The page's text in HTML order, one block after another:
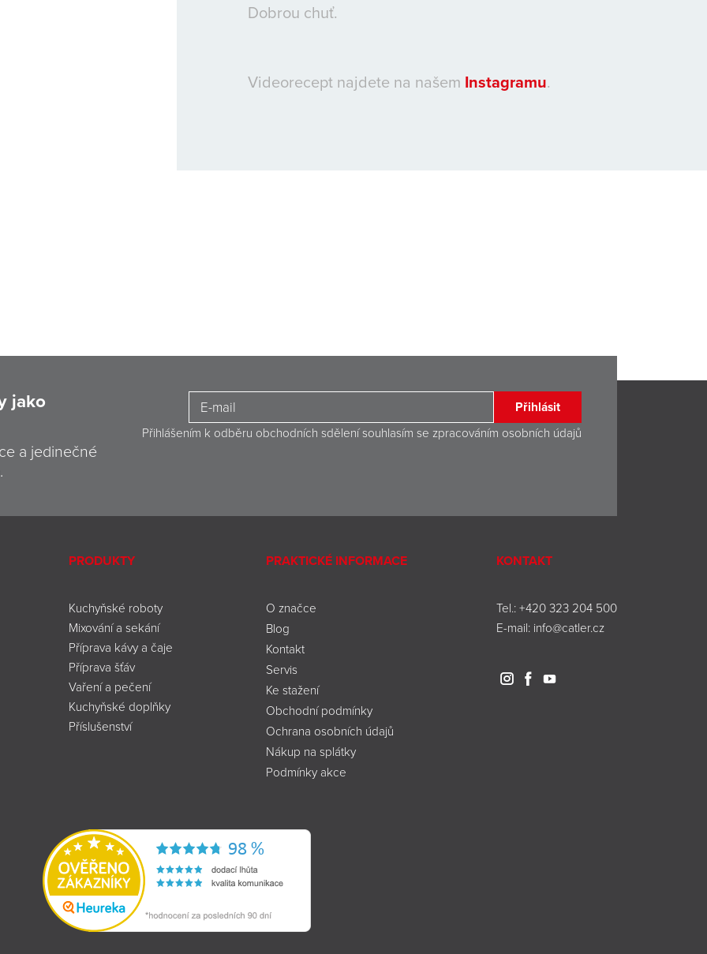
Dobrou chuť.
Videorecept najdete na našem Instagramu.
jako
a jedinečné
Přihlásit
Přihlášením k odběru obchodních sdělení souhlasím se zpracováním osobních údajů
PRODUKTY
Kuchyňské roboty
Mixování a sekání
Příprava kávy a čaje
Příprava šťáv
Vaření a pečení
Kuchyňské doplňky
Příslušenství
PRAKTICKÉ INFORMACE
O značce
Blog
Kontakt
Servis
Ke stažení
Obchodní podmínky
Ochrana osobních údajů
Nákup na splátky
Podmínky akce
KONTAKT
Tel.:+420 323 204 500
E-mail: info@catler.cz